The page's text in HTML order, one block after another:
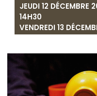
JEUDI 12
14H30
VENDREDI 13